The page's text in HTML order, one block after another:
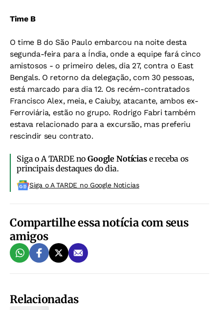
Time B
O time B do São Paulo embarcou na noite desta
segunda-feira para a Índia, onde a equipe fará cinco
amistosos - o primeiro deles, dia 27, contra o East
Bengals. O retorno da delegação, com 30 pessoas,
está marcado para dia 12. Os recém-contratados
Francisco Alex, meia, e Caiuby, atacante, ambos ex-
Ferroviária, estão no grupo. Rodrigo Fabri também
estava relacionado para a excursão, mas preferiu
rescindir seu contrato.
Siga o A TARDE noGoogle Notíciase receba os
principais destaques do dia.
Siga o A TARDE no Google Noticias
Compartilhe essa notícia com seus
amigos
Relacionadas